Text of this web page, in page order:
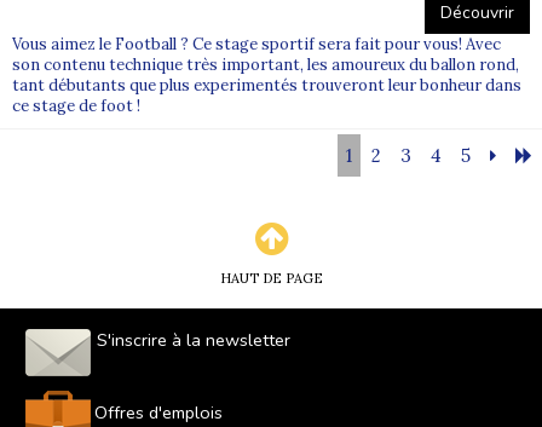
Découvrir
Vous aimez le Football ? Ce stage sportif sera fait pour vous! Avec
son contenu technique très important, les amoureux du ballon rond,
tant débutants que plus experimentés trouveront leur bonheur dans
ce stage de foot !
1 2 3 4 5
HAUT DE PAGE
S'inscrire à la newsletter
Offres d'emplois